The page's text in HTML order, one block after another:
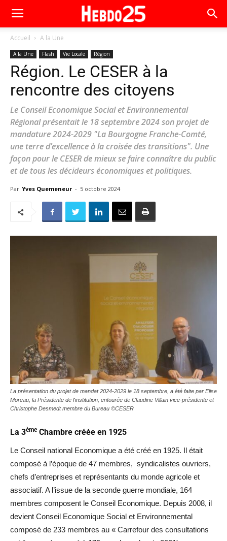
Accueil A la Une
A la Une Flash Vie Locale Région
Région. Le CESER à la
rencontre des citoyens
Le Conseil Economique Social et Environnemental
Régional présentait le 18 septembre 2024 son projet de
mandature 2024-2029 "La Bourgogne Franche-Comté,
une terre d’excellence à la croisée des transitions". Une
façon pour le CESER de mieux se faire connaître du public
et de tous les décideurs économiques et politiques.
Par Yves Quemeneur - 5 octobre 2024
La présentation du projet de mandat 2024-2029 le 18 septembre, a été faite par Elise
Moreau, la Présidente de l'institution, entourée de Claudine Villain vice-présidente et
Christophe Desmedt membre du Bureau ©CESER
La 3èmeChambre créée en 1925
Le Conseil national Economique a été créé en 1925. Il était
composé à l’époque de 47 membres, syndicalistes ouvriers,
chefs d’entreprises et représentants du monde agricole et
associatif. A l’issue de la seconde guerre mondiale, 164
membres composent le Conseil Economique. Depuis 2008, il
devient Conseil Economique Social et Environnemental
composé de 233 membres au « Carrefour des consultations